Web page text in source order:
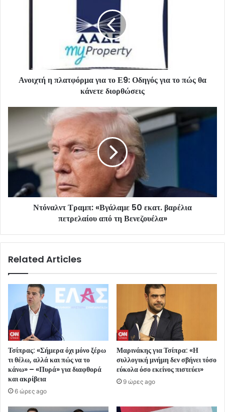
Ανοιχτή η πλατφόρμα για το Ε9: Οδηγός για το πώς θα
κάνετε διορθώσεις
Ντόναλντ Τραμπ: «Βγάλαμε 50 εκατ. βαρέλια
πετρελαίου από τη Βενεζουέλα»
Related Articles
Τσίπρας: «Σήμερα όχι μόνο ξέρω
τι θέλω, αλλά και πώς να το
κάνω» – «Πυρά» για διαφθορά
και ακρίβεια
6 ώρες ago
Μαρινάκης για Τσίπρα: «Η
συλλογική μνήμη δεν σβήνει τόσο
εύκολα όσο εκείνος πιστεύει»
9 ώρες ago